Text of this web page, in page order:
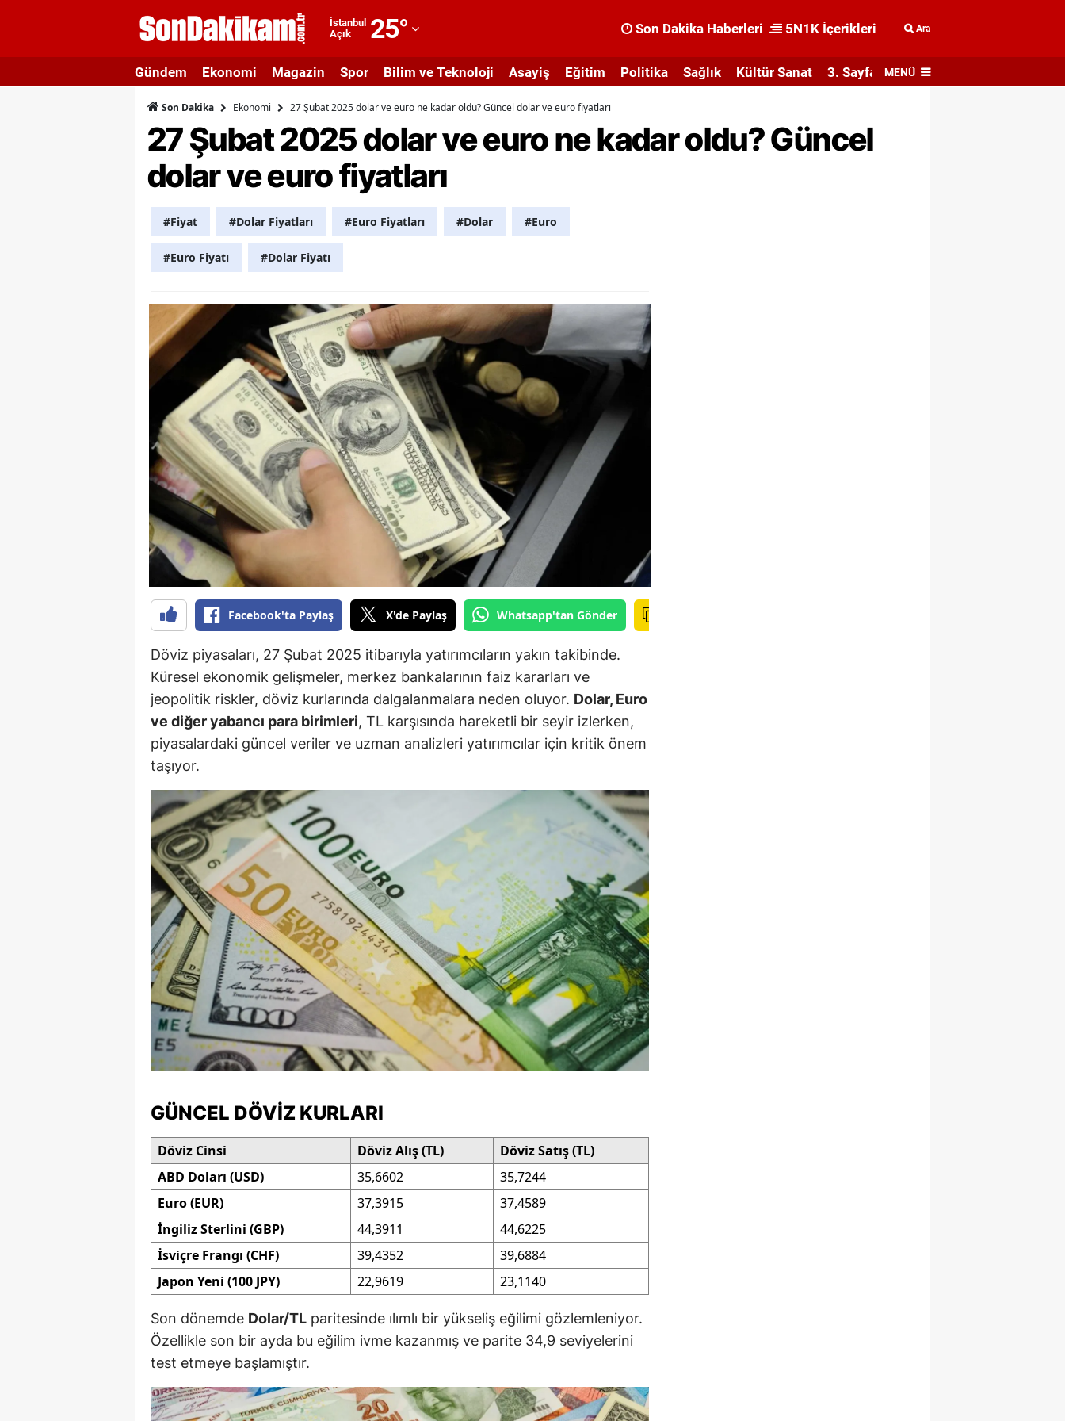
İstanbul
Açık
25°
Adıyaman
Afyonkarahisar
Ağrı
Amasya
Ankara
Aydın
Balıkesir
Bilecik
Bingöl
Bitlis
Bolu
Burdur
Çankırı
Çorum
Denizli
Diyarbakır
Edirne
Erzincan
Eskişehir
Gaziantep
Giresun
Gümüşhane
Hakkari
Hatay
Isparta
İstanbul
İzmir
Kars
Kastamonu
Kayseri
Kırklareli
Kırşehir
Kocaeli
Kütahya
Son Dakika Haberleri 5N1K İçerikleri Ara
Gündem Ekonomi Magazin Spor Bilim ve Teknoloji Asayiş Eğitim Politika Sağlık Kültür Sanat 3. Sayfa MENÜ
Son Dakika Ekonomi 27 Şubat 2025 dolar ve euro ne kadar oldu? Güncel dolar ve euro fiyatları
27 Şubat 2025 dolar ve euro ne kadar oldu? Güncel
dolar ve euro fiyatları
#Fiyat #Dolar Fiyatları #Euro Fiyatları #Dolar #Euro
#Euro Fiyatı #Dolar Fiyatı
Facebook'ta Paylaş X'de Paylaş Whatsapp'tan Gönder
Döviz piyasaları, 27 Şubat 2025 itibarıyla yatırımcıların yakın takibinde.
Küresel ekonomik gelişmeler, merkez bankalarının faiz kararları ve
jeopolitik riskler, döviz kurlarında dalgalanmalara neden oluyor. Dolar, Euro
ve diğer yabancı para birimleri, TL karşısında hareketli bir seyir izlerken,
piyasalardaki güncel veriler ve uzman analizleri yatırımcılar için kritik önem
taşıyor.
GÜNCEL DÖVIZ KURLARI
Döviz Cinsi Döviz Alış (TL)
Döviz Satış (TL)
ABD Doları (USD)
35,6602
35,7244
Euro (EUR)
37,3915
37,4589
İngiliz Sterlini (GBP)
44,3911
44,6225
İsviçre Frangı (CHF)
39,4352
39,6884
Japon Yeni (100 JPY)
22,9619 23,1140
Son dönemde Dolar/TL paritesinde ılımlı bir yükseliş eğilimi gözlemleniyor.
Özellikle son bir ayda bu eğilim ivme kazanmış ve parite 34,9 seviyelerini
test etmeye başlamıştır.